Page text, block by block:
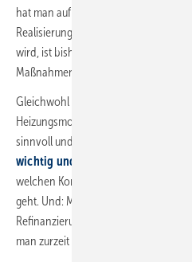
hat man auf Basis der BEG-2023
Realisierung. Ob die Realisierungszeit
wird, ist bisher nicht bekannt – es
Maßnahmenpakets entsprechen.
Gleichwohl ist zu berücksichtigen,
Heizungsmodernisierung schon ohne
sinnvoll und lohnend ist (vgl.:
wichtig und richtig ist
welchen Konditionen man mit
geht. Und: Mit einer frühen
Refinanzierungsphase früher an. Das
man zurzeit einen teuren Energietarif